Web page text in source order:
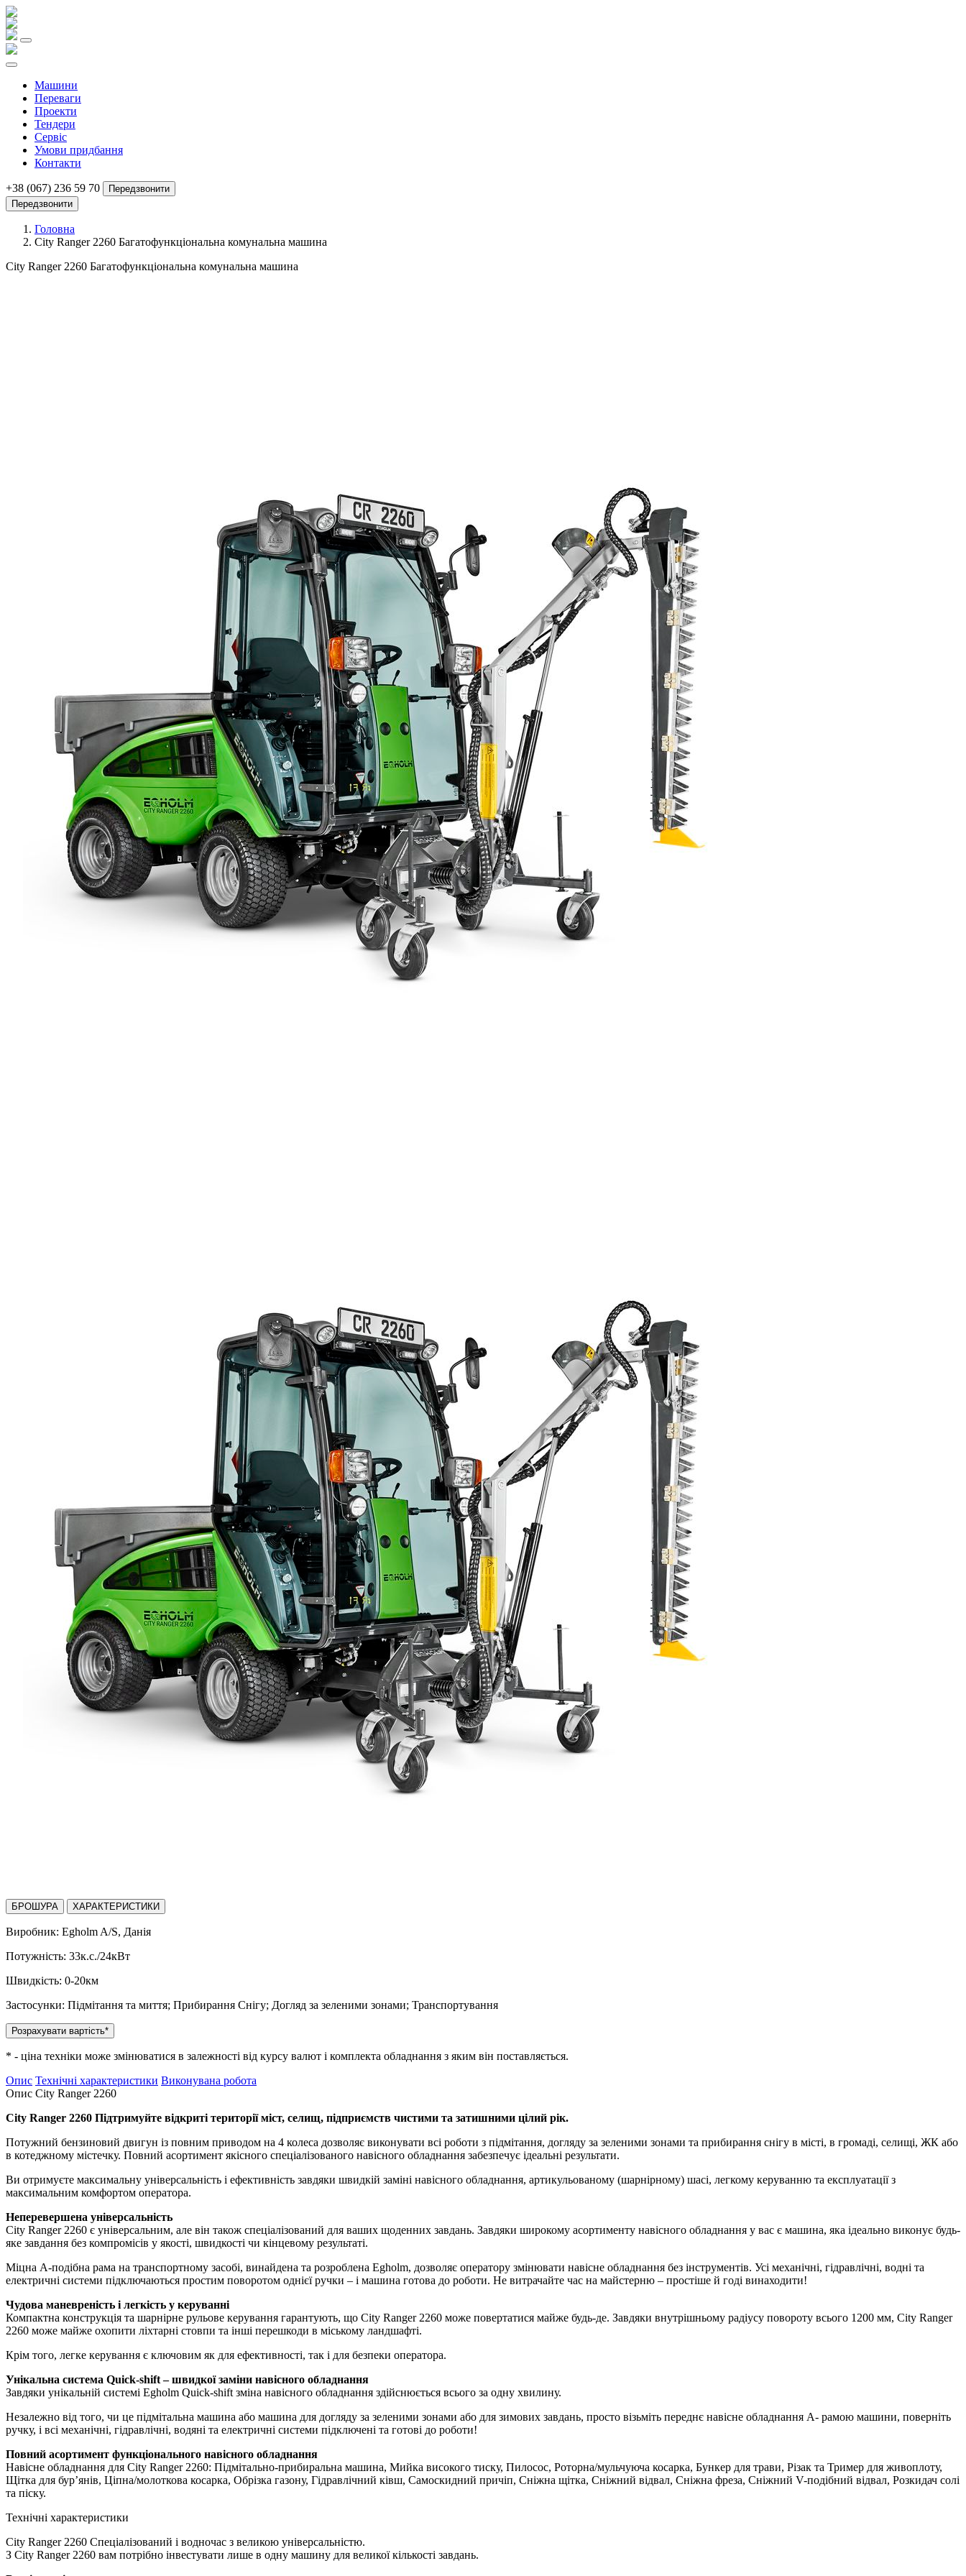
Машини
Переваги
Проекти
Тендери
Сервіс
Умови придбання
Контакти
+38 (067) 236 59 70
Передзвонити
Передзвонити
Головна
City Ranger 2260 Багатофункціональна комунальна машина
City Ranger 2260 Багатофункціональна комунальна машина
БРОШУРА ХАРАКТЕРИСТИКИ
Виробник: Egholm A/S, Данія
Потужність: 33к.с./24кВт
Швидкість: 0-20км
Застосунки: Підмітання та миття; Прибирання Снігу; Догляд за зеленими зонами; Транспортування
Розрахувати вартість*
* - ціна техніки може змінюватися в залежності від курсу валют і комплекта обладнання з яким він поставляється.
Опис Технічні характеристики Виконувана робота
Опис City Ranger 2260
City Ranger 2260 Підтримуйте відкриті території міст, селищ, підприємств чистими та затишними цілий рік.
Потужний бензиновий двигун із повним приводом на 4 колеса дозволяє виконувати всі роботи з підмітання, догляду за зеленими зонами та прибирання снігу в місті, в громаді, селищі, ЖК або
в котеджному містечку. Повний асортимент якісного спеціалізованого навісного обладнання забезпечує ідеальні результати.
Ви отримуєте максимальну універсальність і ефективність завдяки швидкій заміні навісного обладнання, артикульованому (шарнірному) шасі, легкому керуванню та експлуатації з
максимальним комфортом оператора.
Неперевершена універсальність
City Ranger 2260 є універсальним, але він також спеціалізований для ваших щоденних завдань. Завдяки широкому асортименту навісного обладнання у вас є машина, яка ідеально виконує будь-
яке завдання без компромісів у якості, швидкості чи кінцевому результаті.
Міцна А-подібна рама на транспортному засобі, винайдена та розроблена Egholm, дозволяє оператору змінювати навісне обладнання без інструментів. Усі механічні, гідравлічні, водні та
електричні системи підключаються простим поворотом однієї ручки – і машина готова до роботи. Не витрачайте час на майстерню – простіше й годі винаходити!
Чудова маневреність і легкість у керуванні
Компактна конструкція та шарнірне рульове керування гарантують, що City Ranger 2260 може повертатися майже будь-де. Завдяки внутрішньому радіусу повороту всього 1200 мм, City Ranger
2260 може майже охопити ліхтарні стовпи та інші перешкоди в міському ландшафті.
Крім того, легке керування є ключовим як для ефективності, так і для безпеки оператора.
Унікальна система Quick-shift – швидкої заміни навісного обладнання
Завдяки унікальній системі Egholm Quick-shift зміна навісного обладнання здійснюється всього за одну хвилину.
Незалежно від того, чи це підмітальна машина або машина для догляду за зеленими зонами або для зимових завдань, просто візьміть переднє навісне обладнання А- рамою машини, поверніть
ручку, і всі механічні, гідравлічні, водяні та електричні системи підключені та готові до роботи!
Повний асортимент функціонального навісного обладнання
Навісне обладнання для City Ranger 2260: Підмітально-прибиральна машина, Мийка високого тиску, Пилосос, Роторна/мульчуюча косарка, Бункер для трави, Різак та Тример для живоплоту,
Щітка для бур’янів, Ціпна/молоткова косарка, Обрізка газону, Гідравлічний ківш, Самоскидний причіп, Сніжна щітка, Сніжний відвал, Сніжна фреза, Сніжний V-подібний відвал, Розкидач солі
та піску.
Технічні характеристики
City Ranger 2260 Спеціалізований і водночас з великою універсальністю.
З City Ranger 2260 вам потрібно інвестувати лише в одну машину для великої кількості завдань.